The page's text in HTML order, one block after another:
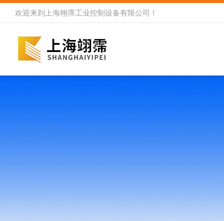
欢迎来到 上海翊霈工业控制设备有限公司 ！